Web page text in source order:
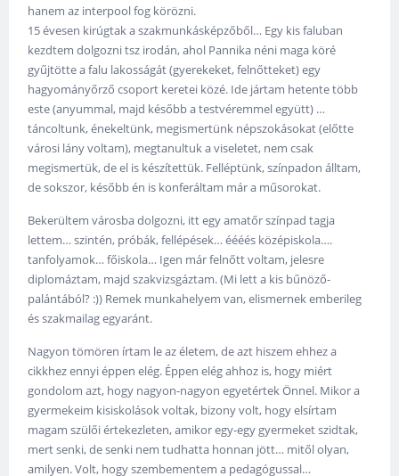
hanem az interpool fog körözni.
15 évesen kirúgtak a szakmunkásképzőből… Egy kis faluban
kezdtem dolgozni tsz irodán, ahol Pannika néni maga köré
gyűjtötte a falu lakosságát (gyerekeket, felnőtteket) egy
hagyományőrző csoport keretei közé. Ide jártam hetente több
este (anyummal, majd később a testvéremmel együtt) …
táncoltunk, énekeltünk, megismertünk népszokásokat (előtte
városi lány voltam), megtanultuk a viseletet, nem csak
megismertük, de el is készítettük. Felléptünk, színpadon álltam,
de sokszor, később én is konferáltam már a műsorokat.
Bekerültem városba dolgozni, itt egy amatőr színpad tagja
lettem… szintén, próbák, fellépések… éééés középiskola….
tanfolyamok… főiskola… Igen már felnőtt voltam, jelesre
diplomáztam, majd szakvizsgáztam. (Mi lett a kis bűnöző-
palántából? :)) Remek munkahelyem van, elismernek emberileg
és szakmailag egyaránt.
Nagyon tömören írtam le az életem, de azt hiszem ehhez a
cikkhez ennyi éppen elég. Éppen elég ahhoz is, hogy miért
gondolom azt, hogy nagyon-nagyon egyetértek Önnel. Mikor a
gyermekeim kisiskolások voltak, bizony volt, hogy elsírtam
magam szülői értekezleten, amikor egy-egy gyermeket szidtak,
mert senki, de senki nem tudhatta honnan jött… mitől olyan,
amilyen. Volt, hogy szembementem a pedagógussal…